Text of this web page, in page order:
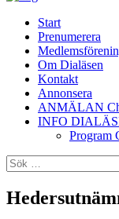
Start
Prenumerera
Om Dialäsen
Kontakt
Annonsera
ANMÄLAN
INFO
Program
Sök
efter: